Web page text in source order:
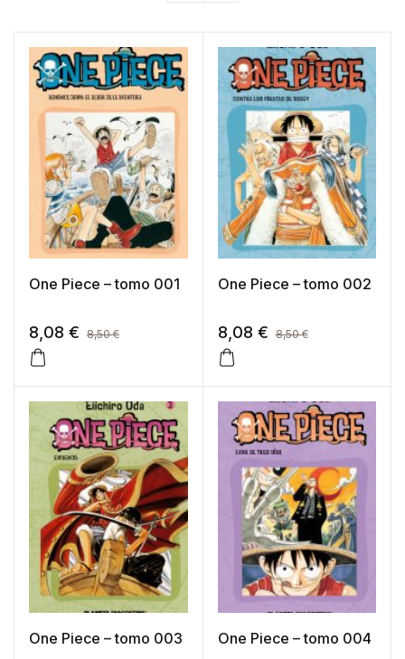
One Piece – tomo 001
8,08 € 8,50€
One Piece – tomo 002
8,08 € 8,50€
One Piece – tomo 003 One Piece – tomo 004